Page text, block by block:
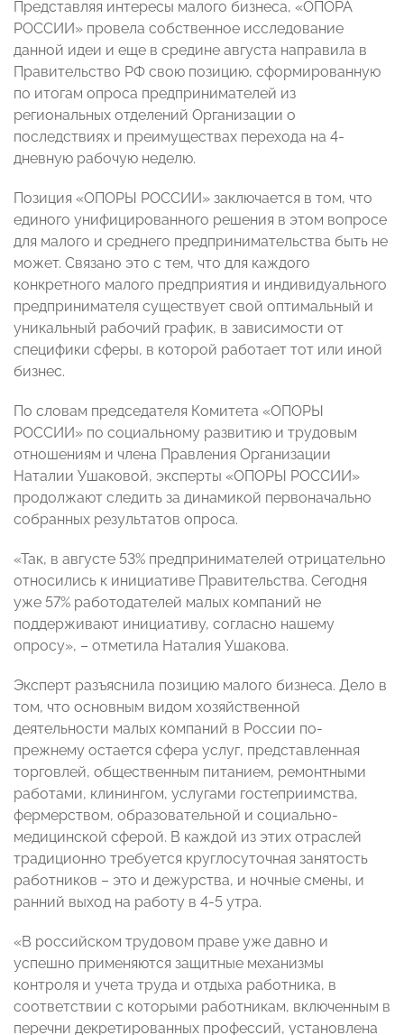
Представляя интересы малого бизнеса, «ОПОРА
РОССИИ» провела собственное исследование
данной идеи и еще в средине августа направила в
Правительство РФ свою позицию, сформированную
по итогам опроса предпринимателей из
региональных отделений Организации о
последствиях и преимуществах перехода на 4-
дневную рабочую неделю.
Позиция «ОПОРЫ РОССИИ» заключается в том, что
единого унифицированного решения в этом вопросе
для малого и среднего предпринимательства быть не
может. Связано это с тем, что для каждого
конкретного малого предприятия и индивидуального
предпринимателя существует свой оптимальный и
уникальный рабочий график, в зависимости от
специфики сферы, в которой работает тот или иной
бизнес.
По словам председателя Комитета «ОПОРЫ
РОССИИ» по социальному развитию и трудовым
отношениям и члена Правления Организации
Наталии Ушаковой, эксперты «ОПОРЫ РОССИИ»
продолжают следить за динамикой первоначально
собранных результатов опроса.
«Так, в августе 53% предпринимателей отрицательно
относились к инициативе Правительства. Сегодня
уже 57% работодателей малых компаний не
поддерживают инициативу, согласно нашему
опросу», – отметила Наталия Ушакова.
Эксперт разъяснила позицию малого бизнеса. Дело в
том, что основным видом хозяйственной
деятельности малых компаний в России по-
прежнему остается сфера услуг, представленная
торговлей, общественным питанием, ремонтными
работами, клинингом, услугами гостеприимства,
фермерством, образовательной и социально-
медицинской сферой. В каждой из этих отраслей
традиционно требуется круглосуточная занятость
работников – это и дежурства, и ночные смены, и
ранний выход на работу в 4-5 утра.
«В российском трудовом праве уже давно и
успешно применяются защитные механизмы
контроля и учета труда и отдыха работника, в
соответствии с которыми работникам, включенным в
перечни декретированных профессий, установлена